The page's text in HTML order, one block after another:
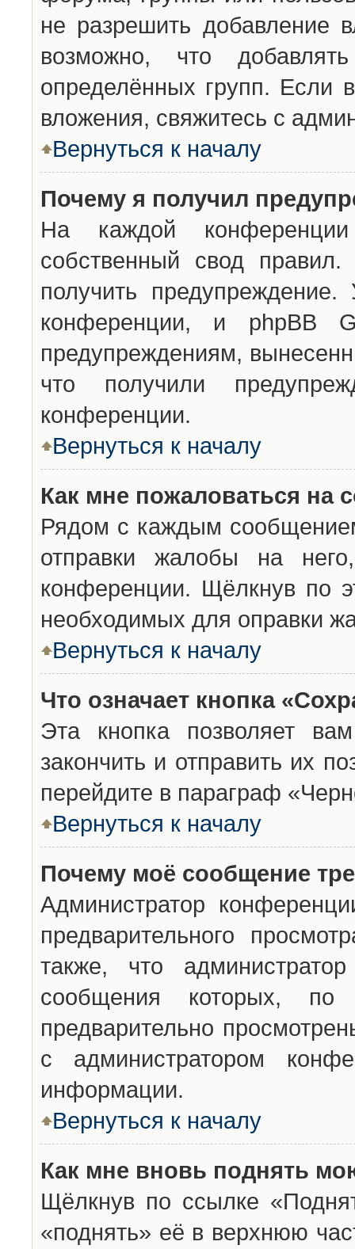
не разрешить добавление
возможно, что
определённых групп. Если
вложения, свяжитесь с
Вернуться к началу
Почему я получил
На каждой конференции
собственный свод
получить
конференции, и phpBB
предупреждениям,
что получили
конференции.
Вернуться к началу
Как мне пожаловаться на
Рядом с каждым
отправки жалобы на
конференции. Щёлкнув по
необходимых для оправки
Вернуться к началу
Что означает кнопка
Эта кнопка позволяет
закончить и отправить их
перейдите в параграф
Вернуться к началу
Почему моё сообщение
Администратор
предварительного
также, что
сообщения которых,
предварительно
с администратором
информации.
Вернуться к началу
Как мне вновь поднять
Щёлкнув по ссылке
«поднять» её в верхнюю